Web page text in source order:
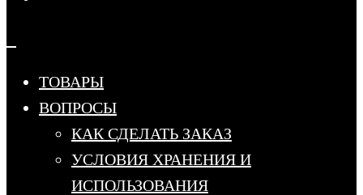
ТОВАРЫ
ВОПРОСЫ
КАК СДЕЛАТЬ ЗАКАЗ
УСЛОВИЯ ХРАНЕНИЯ И
ИСПОЛЬЗОВАНИЯ